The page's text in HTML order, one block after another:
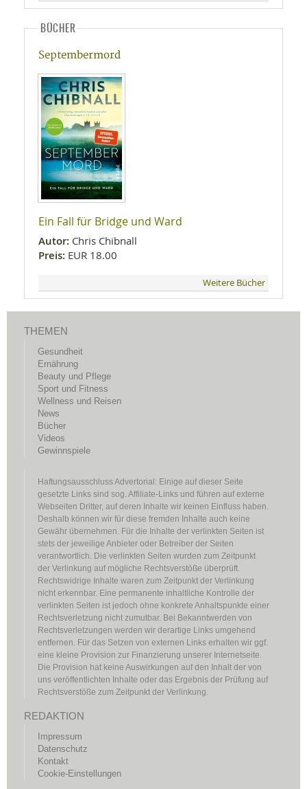
BÜCHER
Septembermord
Ein Fall für Bridge und Ward
Autor: Chris Chibnall
Preis: EUR 18.00
Weitere Bücher
THEMEN
Gesundheit
Ernährung
Beauty und Pflege
Sport und Fitness
Wellness und Reisen
News
Bücher
Videos
Gewinnspiele
Haftungsausschluss Advertorial: Einige auf dieser Seite
gesetzte Links sind sog. Affiliate-Links und führen auf externe
Webseiten Dritter, auf deren Inhalte wir keinen Einfluss haben.
Deshalb können wir für diese fremden Inhalte auch keine
Gewähr übernehmen. Für die Inhalte der verlinkten Seiten ist
stets der jeweilige Anbieter oder Betreiber der Seiten
verantwortlich. Die verlinkten Seiten wurden zum Zeitpunkt
der Verlinkung auf mögliche Rechtsverstöße überprüft.
Rechtswidrige Inhalte waren zum Zeitpunkt der Verlinkung
nicht erkennbar. Eine permanente inhaltliche Kontrolle der
verlinkten Seiten ist jedoch ohne konkrete Anhaltspunkte einer
Rechtsverletzung nicht zumutbar. Bei Bekanntwerden von
Rechtsverletzungen werden wir derartige Links umgehend
entfernen. Für das Setzen von externen Links erhalten wir ggf.
eine kleine Provision zur Finanzierung unserer Internetseite.
Die Provision hat keine Auswirkungen auf den Inhalt der von
uns veröffentlichten Inhalte oder das Ergebnis der Prüfung auf
Rechtsverstöße zum Zeitpunkt der Verlinkung.
REDAKTION
Impressum
Datenschutz
Kontakt
Cookie-Einstellungen